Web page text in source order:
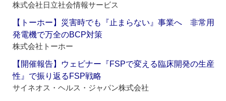
株式会社日立社会情報サービス
【トーホー】災害時でも『止まらない』事業へ 非常用
発電機で万全のBCP対策
株式会社トーホー
【開催報告】ウェビナー『FSPで変える臨床開発の生産
性』で振り返るFSP戦略
サイネオス・ヘルス・ジャパン株式会社